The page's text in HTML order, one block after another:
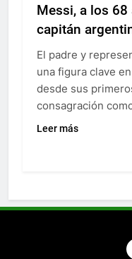
Messi, a los
capitán
El padre y
una figura clave
desde sus
consagración
Leer más